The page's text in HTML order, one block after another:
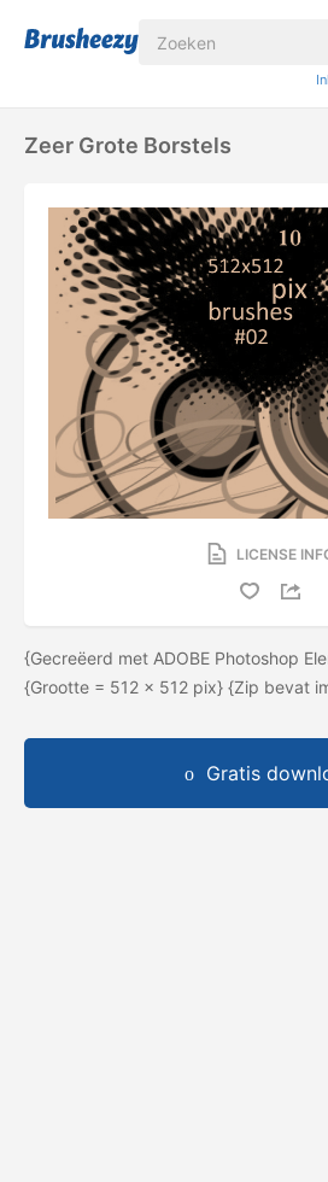
Zeer Grote Borstels
LICENSE
{Gecreëerd met ADOBE Photoshop
{Grootte = 512 × 512 pix} {Zip bevat
Gratis